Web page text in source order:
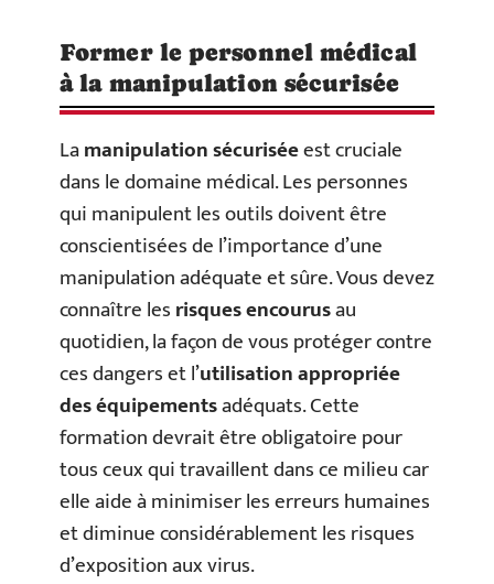
Former le personnel médical
à la manipulation sécurisée
Lamanipulation sécuriséeest cruciale
dans le domaine médical. Les personnes
qui manipulent les outils doivent être
conscientisées de l’importance d’une
manipulation adéquate et sûre. Vous devez
connaître lesrisques encourusau
quotidien, la façon de vous protéger contre
ces dangers et l’utilisation appropriée
des équipementsadéquats. Cette
formation devrait être obligatoire pour
tous ceux qui travaillent dans ce milieu car
elle aide à minimiser les erreurs humaines
et diminue considérablement les risques
d’exposition aux virus.